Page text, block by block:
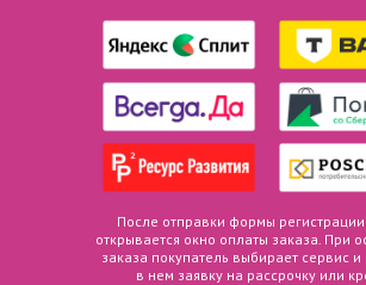
После отправки формы
открывается окно оплаты заказа. При
заказа покупатель выбирает сервис и
в нем заявку на рассрочку или